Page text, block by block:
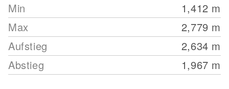
Min 1,412 m
Max
2,779 m
Aufstieg
2,634 m
Abstieg
1,967 m